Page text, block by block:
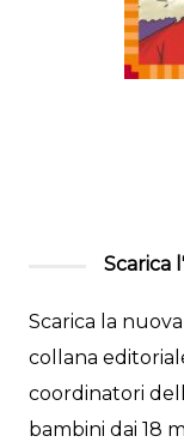
Scarica
Scarica la
collana
coordinatori
bambini dai 18